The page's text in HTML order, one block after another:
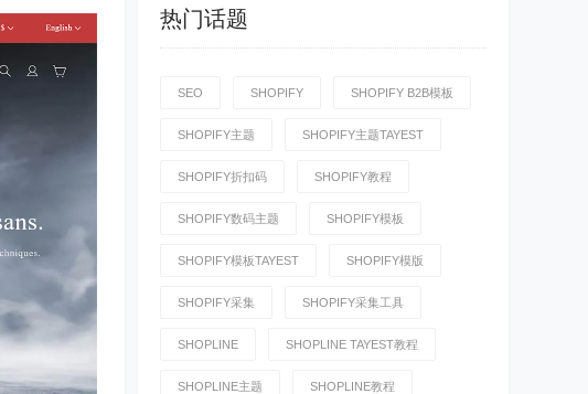
热门话题
SEO SHOPIFY SHOPIFY B2B模板
SHOPIFY主题 SHOPIFY主题TAYEST
SHOPIFY折扣码 SHOPIFY教程
SHOPIFY数码主题 SHOPIFY模板
SHOPIFY模板TAYEST SHOPIFY模版
SHOPIFY采集 SHOPIFY采集工具
SHOPLINE SHOPLINE TAYEST教程
SHOPLINE主题 SHOPLINE教程